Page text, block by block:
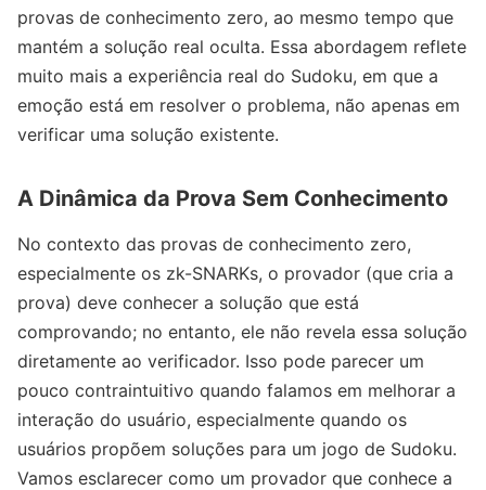
provas de conhecimento zero, ao mesmo tempo que
mantém a solução real oculta. Essa abordagem reflete
muito mais a experiência real do Sudoku, em que a
emoção está em resolver o problema, não apenas em
verificar uma solução existente.
A Dinâmica da Prova Sem Conhecimento
No contexto das provas de conhecimento zero,
especialmente os zk-SNARKs, o provador (que cria a
prova) deve conhecer a solução que está
comprovando; no entanto, ele não revela essa solução
diretamente ao verificador. Isso pode parecer um
pouco contraintuitivo quando falamos em melhorar a
interação do usuário, especialmente quando os
usuários propõem soluções para um jogo de Sudoku.
Vamos esclarecer como um provador que conhece a